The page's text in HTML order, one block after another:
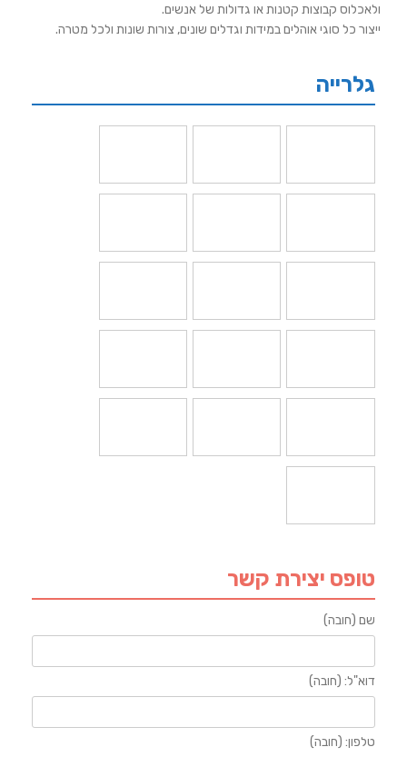
ולאכלוס קבוצות קטנות או גדולות של אנשים.
ייצור כל סוגי אוהלים במידות וגדלים שונים, צורות שונות ולכל מטרה.
גלרייה
טופס יצירת קשר
שם (חובה)
דוא"ל: (חובה)
טלפון: (חובה)